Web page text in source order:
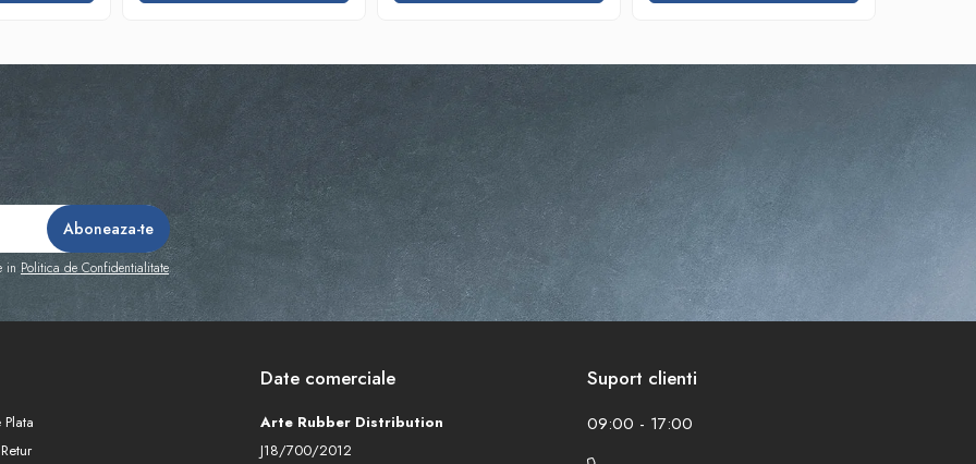
in Politica de Confidentialitate
Date comerciale
Arte Rubber Distribution
J18/700/2012
Suport clienti
09:00 - 17:00